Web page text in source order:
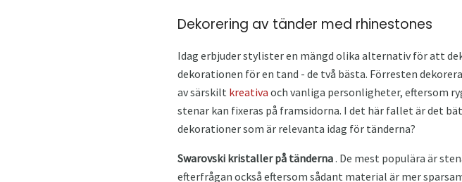
Dekorering av tänder med rhinestones
Idag erbjuder stylister en mängd olika alternativ för att
dekorationen för en tand - de två bästa. Förresten
av särskilt kreativa och vanliga personligheter, eftersom
stenar kan fixeras på framsidorna. I det här fallet är det
dekorationer som är relevanta idag för tänderna?
Swarovski kristaller på tänderna. De mest populära är
efterfrågan också eftersom sådant material är mer